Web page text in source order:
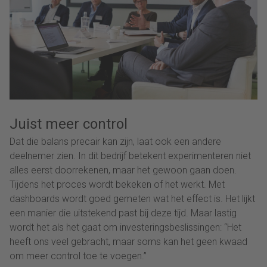
Juist meer control
Dat die balans precair kan zijn, laat ook een andere
deelnemer zien. In dit bedrijf betekent experimenteren niet
alles eerst doorrekenen, maar het gewoon gaan doen.
Tijdens het proces wordt bekeken of het werkt. Met
dashboards wordt goed gemeten wat het effect is. Het lijkt
een manier die uitstekend past bij deze tijd. Maar lastig
wordt het als het gaat om investeringsbeslissingen: “Het
heeft ons veel gebracht, maar soms kan het geen kwaad
om meer control toe te voegen.”